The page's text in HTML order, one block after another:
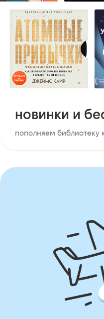
новинки и
пополняем